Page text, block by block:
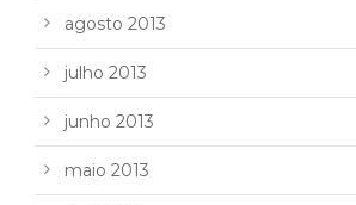
agosto 2013
julho 2013
junho 2013
maio 2013